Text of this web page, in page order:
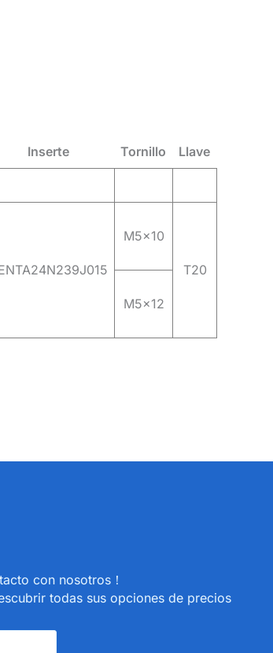
Inserte Tornillo Llave
M5x10
T20
M5x12
con nosotros！
todas sus opciones de precios